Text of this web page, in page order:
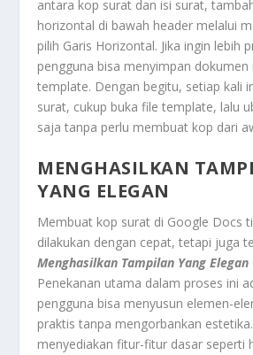
antara kop surat dan isi surat,
horizontal di bawah header melalui
pilih Garis Horizontal. Jika ingin lebih
pengguna bisa menyimpan dokumen
template. Dengan begitu, setiap kali
surat, cukup buka file template, lalu
saja tanpa perlu membuat kop dari
MENGHASILKAN
YANG ELEGAN
Membuat kop surat di Google Docs
dilakukan dengan cepat, tetapi juga
Menghasilkan Tampilan Yang Elegan
Penekanan utama dalam proses ini
pengguna bisa menyusun elemen-
praktis tanpa mengorbankan
menyediakan fitur-fitur dasar seperti